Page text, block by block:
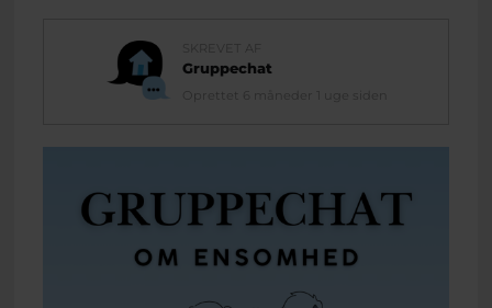
SKREVET AF
Gruppechat
Oprettet 6 måneder 1 uge siden